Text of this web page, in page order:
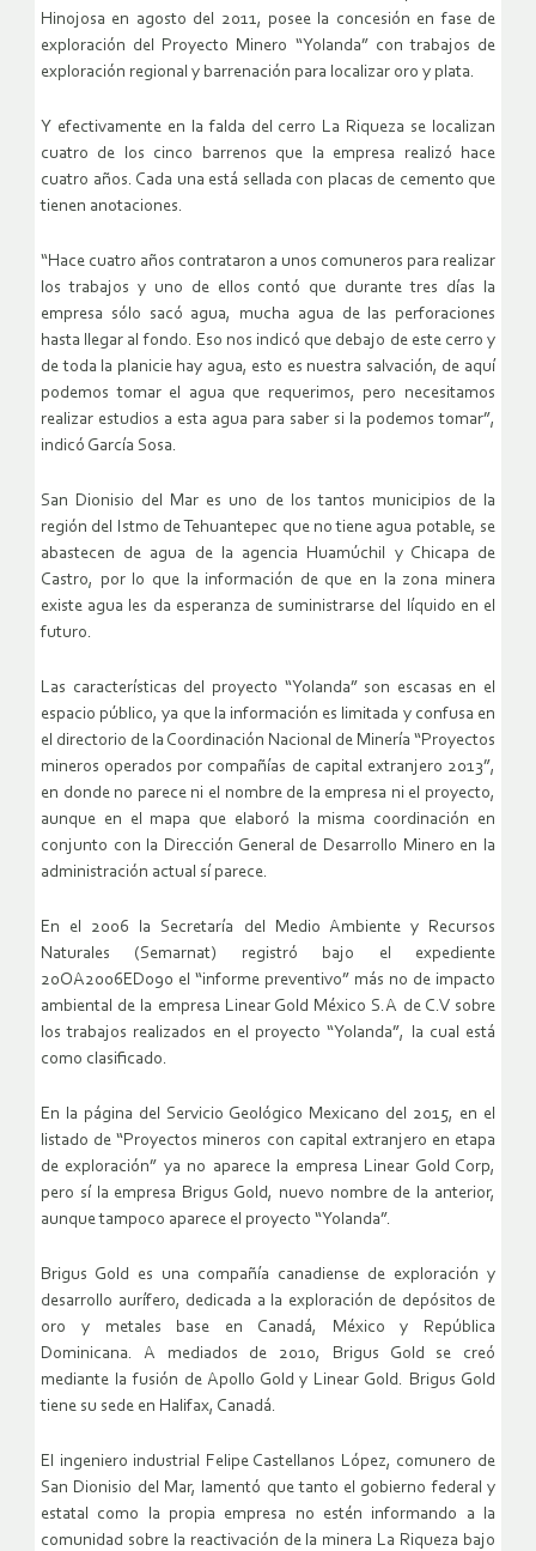
Hinojosa en agosto del 2011, posee la concesión en fase de
exploración del Proyecto Minero “Yolanda” con trabajos de
exploración regional y barrenación para localizar oro y plata.
Y efectivamente en la falda del cerro La Riqueza se localizan
cuatro de los cinco barrenos que la empresa realizó hace
cuatro años. Cada una está sellada con placas de cemento que
tienen anotaciones.
“Hace cuatro años contrataron a unos comuneros para realizar
los trabajos y uno de ellos contó que durante tres días la
empresa sólo sacó agua, mucha agua de las perforaciones
hasta llegar al fondo. Eso nos indicó que debajo de este cerro y
de toda la planicie hay agua, esto es nuestra salvación, de aquí
podemos tomar el agua que requerimos, pero necesitamos
realizar estudios a esta agua para saber si la podemos tomar”,
indicó García Sosa.
San Dionisio del Mar es uno de los tantos municipios de la
región del Istmo de Tehuantepec que no tiene agua potable, se
abastecen de agua de la agencia Huamúchil y Chicapa de
Castro, por lo que la información de que en la zona minera
existe agua les da esperanza de suministrarse del líquido en el
futuro.
Las características del proyecto “Yolanda” son escasas en el
espacio público, ya que la información es limitada y confusa en
el directorio de la Coordinación Nacional de Minería “Proyectos
mineros operados por compañías de capital extranjero 2013”,
en donde no parece ni el nombre de la empresa ni el proyecto,
aunque en el mapa que elaboró la misma coordinación en
conjunto con la Dirección General de Desarrollo Minero en la
administración actual sí parece.
En el 2006 la Secretaría del Medio Ambiente y Recursos
Naturales (Semarnat) registró bajo el expediente
20OA2006ED090 el “informe preventivo” más no de impacto
ambiental de la empresa Linear Gold México S.A de C.V sobre
los trabajos realizados en el proyecto “Yolanda”, la cual está
como clasificado.
En la página del Servicio Geológico Mexicano del 2015, en el
listado de “Proyectos mineros con capital extranjero en etapa
de exploración” ya no aparece la empresa Linear Gold Corp,
pero sí la empresa Brigus Gold, nuevo nombre de la anterior,
aunque tampoco aparece el proyecto “Yolanda”.
Brigus Gold es una compañía canadiense de exploración y
desarrollo aurífero, dedicada a la exploración de depósitos de
oro y metales base en Canadá, México y República
Dominicana. A mediados de 2010, Brigus Gold se creó
mediante la fusión de Apollo Gold y Linear Gold. Brigus Gold
tiene su sede en Halifax, Canadá.
El ingeniero industrial Felipe Castellanos López, comunero de
San Dionisio del Mar, lamentó que tanto el gobierno federal y
estatal como la propia empresa no estén informando a la
comunidad sobre la reactivación de la minera La Riqueza bajo